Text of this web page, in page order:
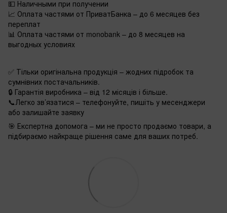
💵 Наличными при получении
📈 Оплата частями от ПриватБанка – до 6 месяцев без
переплат
📊 Оплата частями от monobank – до 8 месяцев на
выгодных условиях
✅ Тільки оригінальна продукція – жодних підробок та
сумнівних постачальників.
🔒 Гарантія виробника – від 12 місяців і більше.
📞Легко зв’язатися – телефонуйте, пишіть у месенджери
або залишайте заявку
🎯 Експертна допомога – ми не просто продаємо товари, а
підбираємо найкраще рішення саме для ваших потреб.